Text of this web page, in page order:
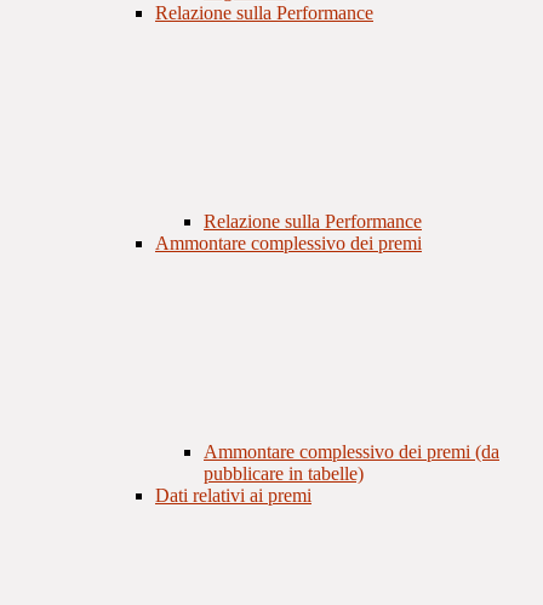
Relazione sulla Performance
Relazione sulla Performance
Ammontare complessivo dei premi
Ammontare complessivo dei premi (da
pubblicare in tabelle)
Dati relativi ai premi